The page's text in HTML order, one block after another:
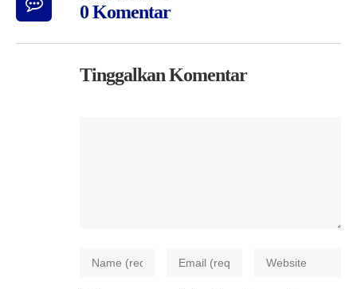
0 Komentar
Tinggalkan Komentar